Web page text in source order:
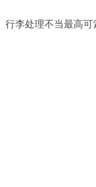
行李处理不当最高可